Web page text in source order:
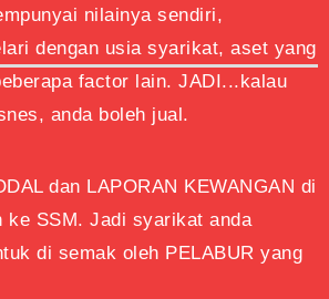
nilainya sendiri,
dengan usia syarikat, aset yang
factor lain. JADI...kalau
anda boleh jual.
dan LAPORAN KEWANGAN di
ke SSM. Jadi syarikat anda
di semak oleh PELABUR yang